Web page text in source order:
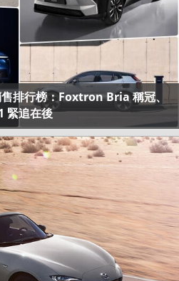
排行榜：Foxtron Bria 稱冠、
緊追在後